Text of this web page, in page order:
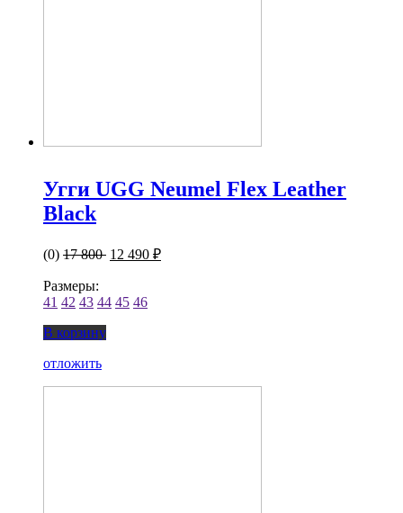
Угги UGG Neumel Flex Leather
Black
(0) 17 800 12 490 ₽
Размеры:
41 42 43 44 45 46
В корзину
отложить